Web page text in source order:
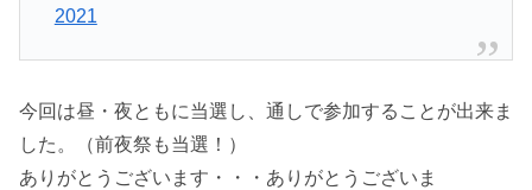
2021
今回は昼・夜ともに当選し、通しで参加することが出来ま
した。（前夜祭も当選！）
ありがとうございます・・・ありがとうございま